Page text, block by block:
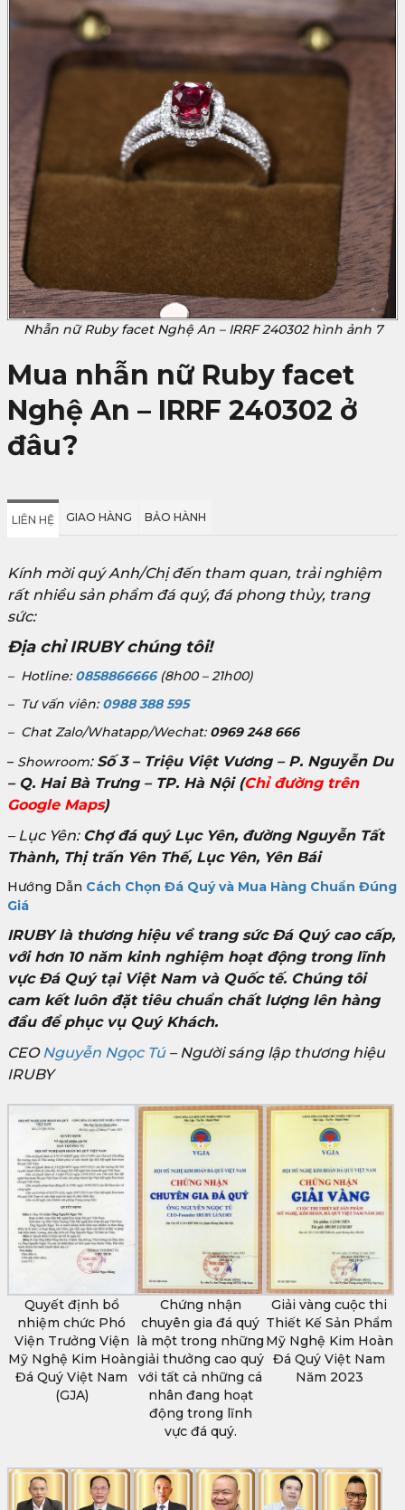
Nhẫn nữ Ruby facet Nghệ An – IRRF 240302 hình ảnh 7
Mua nhẫn nữ Ruby facet
Nghệ An – IRRF 240302 ở
đâu?
LIÊN HỆ GIAO HÀNG BẢO HÀNH
Kính mời quý Anh/Chị đến tham quan, trải nghiệm
rất nhiều sản phẩm đá quý, đá phong thủy, trang
sức:
Địa chỉ IRUBY chúng tôi!
– Hotline: 0858866666(8h00 – 21h00)
– Tư vấn viên: 0988 388 595
– Chat Zalo/Whatapp/Wechat: 0969 248 666
– Showroom: Số 3 – Triệu Việt Vương – P. Nguyễn Du
– Q. Hai Bà Trưng – TP. Hà Nội(Chỉ đường trên
Google Maps)
– Lục Yên: Chợ đá quý Lục Yên, đường Nguyễn Tất
Thành, Thị trấn Yên Thế, Lục Yên, Yên Bái
Hướng Dẫn Cách Chọn Đá Quý và Mua Hàng Chuẩn Đúng
Giá
IRUBY là thương hiệu về trang sức Đá Quý cao cấp,
với hơn 10 năm kinh nghiệm hoạt động trong lĩnh
vực Đá Quý tại Việt Nam và Quốc tế. Chúng tôi
cam kết luôn đặt tiêu chuẩn chất lượng lên hàng
đầu để phục vụ Quý Khách.
CEONguyễn Ngọc Tú– Người sáng lập thương hiệu
IRUBY
Quyết định bổ
nhiệm chức Phó
Viện Trưởng Viện
Mỹ Nghệ Kim Hoàn
Đá Quý Việt Nam
(GJA)
Chứng nhận
chuyên gia đá quý
là một trong những
giải thưởng cao quý
với tất cả những cá
nhân đang hoạt
động trong lĩnh
vực đá quý.
Giải vàng cuộc thi
Thiết Kế Sản Phẩm
Mỹ Nghệ Kim Hoàn
Đá Quý Việt Nam
Năm 2023